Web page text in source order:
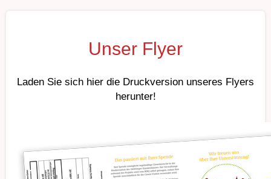
Unser Flyer
Laden Sie sich hier die Druckversion unseres Flyers
herunter!